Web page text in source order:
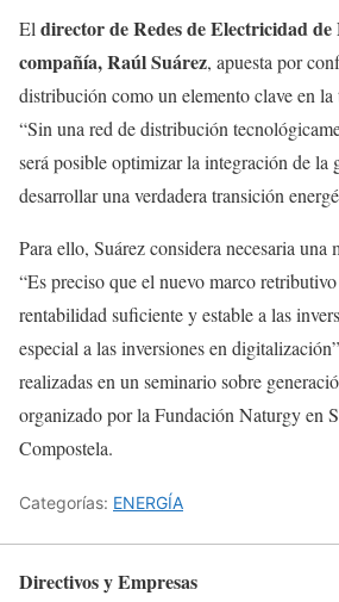
El director de Redes de Electricidad de
compañía, Raúl Suárez, apuesta por
distribución como un elemento clave en la
“Sin una red de distribución
será posible optimizar la integración de la
desarrollar una verdadera transición
Para ello, Suárez considera necesaria una
“Es preciso que el nuevo marco
rentabilidad suficiente y estable a las
especial a las inversiones en
realizadas en un seminario sobre
organizado por la Fundación Naturgy en
Compostela.
Categorías: ENERGÍA
Directivos y Empresas